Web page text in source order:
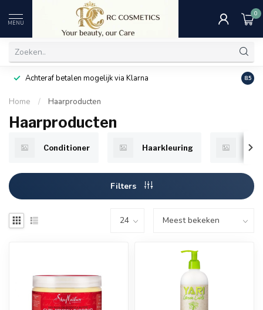
MENU
0
Achteraf betalen mogelijk via Klarna 8.5
Home / Haarproducten
Haarproducten
Conditioner Haarkleuring
Filters